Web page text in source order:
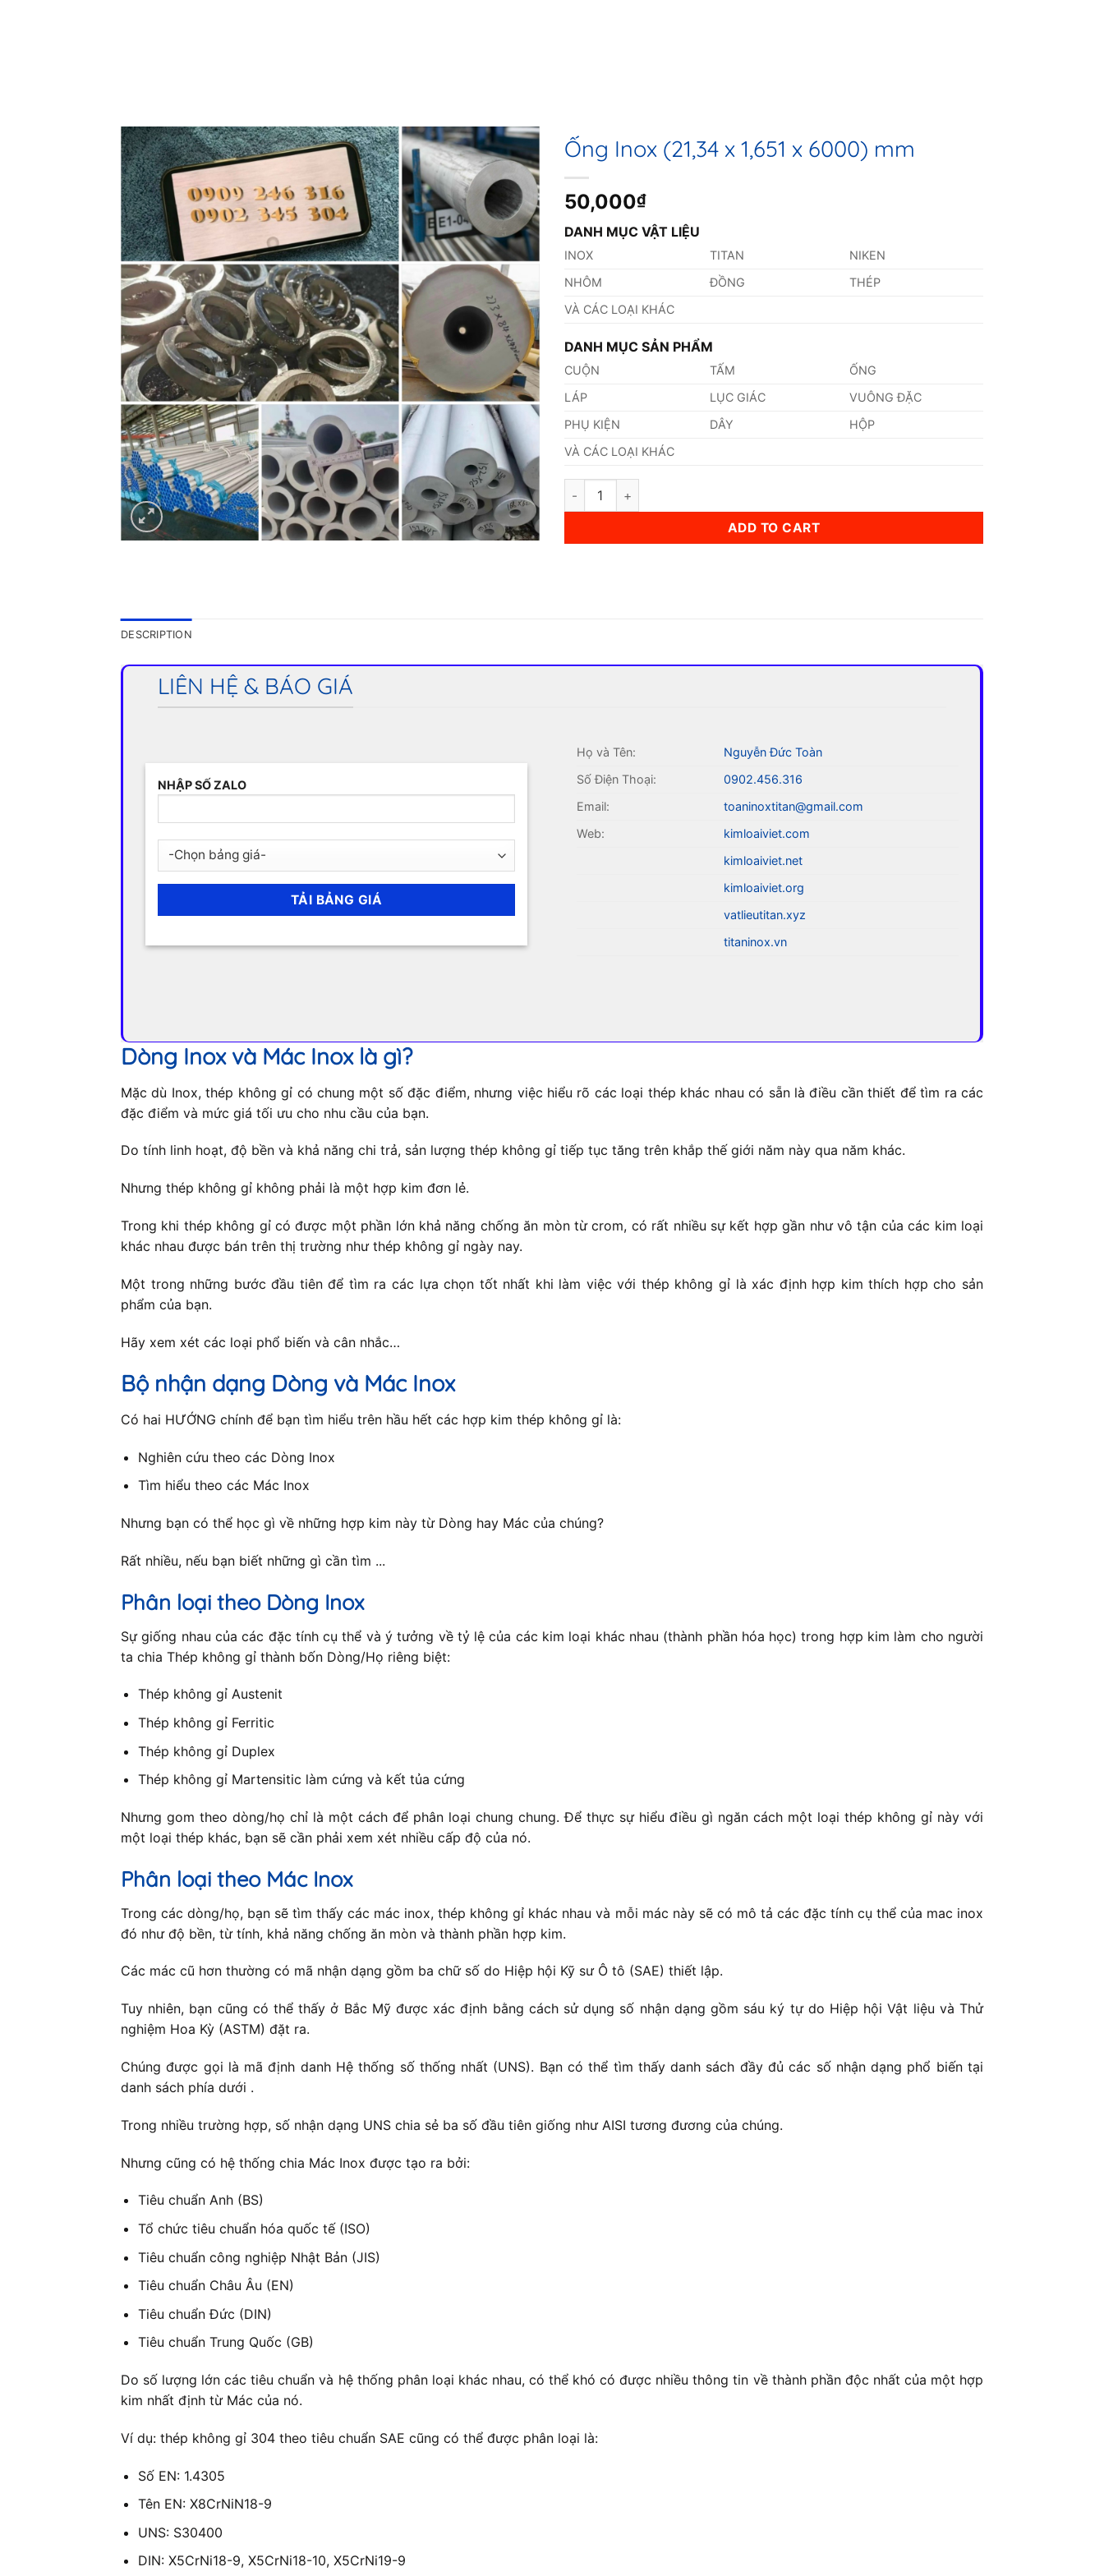
Ống Inox (21,34 x 1,651 x 6000) mm
50,000₫
DANH MỤC VẬT LIỆU
INOX TITAN
NIKEN
NHÔM
ĐỒNG
THÉP
VÀ CÁC LOẠI KHÁC
DANH MỤC SẢN PHẨM
CUỘN TẤM
ỐNG
LÁP
LỤC GIÁC
VUÔNG ĐẶC
PHỤ KIỆN
DÂY
HỘP
VÀ CÁC LOẠI KHÁC
Ống Inox (21,34 x 1,651 x 6000) mm quantity
ADD TO CART
DESCRIPTION
LIÊN HỆ & BÁO GIÁ
NHẬP SỐ ZALO
Họ và Tên:
Nguyễn Đức Toàn
Số Điện Thoại:
0902.456.316
Email:
toaninoxtitan@gmail.com
Web:
kimloaiviet.com
kimloaiviet.net
kimloaiviet.org
vatlieutitan.xyz
titaninox.vn
Dòng Inox và Mác Inox là gì?
Mặc dù Inox, thép không gỉ có chung một số đặc điểm, nhưng việc hiểu rõ các loại thép khác nhau có sẵn là điều cần thiết để tìm ra các
đặc điểm và mức giá tối ưu cho nhu cầu của bạn.
Do tính linh hoạt, độ bền và khả năng chi trả, sản lượng thép không gỉ tiếp tục tăng trên khắp thế giới năm này qua năm khác.
Nhưng thép không gỉ không phải là một hợp kim đơn lẻ.
Trong khi thép không gỉ có được một phần lớn khả năng chống ăn mòn từ crom, có rất nhiều sự kết hợp gần như vô tận của các kim loại
khác nhau được bán trên thị trường như thép không gỉ ngày nay.
Một trong những bước đầu tiên để tìm ra các lựa chọn tốt nhất khi làm việc với thép không gỉ là xác định hợp kim thích hợp cho sản
phẩm của bạn.
Hãy xem xét các loại phổ biến và cân nhắc…
Bộ nhận dạng Dòng và Mác Inox
Có hai HƯỚNG chính để bạn tìm hiểu trên hầu hết các hợp kim thép không gỉ là:
Nghiên cứu theo các Dòng Inox
Tìm hiểu theo các Mác Inox
Nhưng bạn có thể học gì về những hợp kim này từ Dòng hay Mác của chúng?
Rất nhiều, nếu bạn biết những gì cần tìm ...
Phân loại theo Dòng Inox
Sự giống nhau của các đặc tính cụ thể và ý tưởng về tỷ lệ của các kim loại khác nhau (thành phần hóa học) trong hợp kim làm cho người
ta chia Thép không gỉ thành bốn Dòng/Họ riêng biệt:
Thép không gỉ Austenit
Thép không gỉ Ferritic
Thép không gỉ Duplex
Thép không gỉ Martensitic làm cứng và kết tủa cứng
Nhưng gom theo dòng/họ chỉ là một cách để phân loại chung chung. Để thực sự hiểu điều gì ngăn cách một loại thép không gỉ này với
một loại thép khác, bạn sẽ cần phải xem xét nhiều cấp độ của nó.
Phân loại theo Mác Inox
Trong các dòng/họ, bạn sẽ tìm thấy các mác inox, thép không gỉ khác nhau và mỗi mác này sẽ có mô tả các đặc tính cụ thể của mac inox
đó như độ bền, từ tính, khả năng chống ăn mòn và thành phần hợp kim.
Các mác cũ hơn thường có mã nhận dạng gồm ba chữ số do Hiệp hội Kỹ sư Ô tô (SAE) thiết lập.
Tuy nhiên, bạn cũng có thể thấy ở Bắc Mỹ được xác định bằng cách sử dụng số nhận dạng gồm sáu ký tự do Hiệp hội Vật liệu và Thử
nghiệm Hoa Kỳ (ASTM) đặt ra.
Chúng được gọi là mã định danh Hệ thống số thống nhất (UNS). Bạn có thể tìm thấy danh sách đầy đủ các số nhận dạng phổ biến tại
danh sách phía dưới .
Trong nhiều trường hợp, số nhận dạng UNS chia sẻ ba số đầu tiên giống như AISI tương đương của chúng.
Nhưng cũng có hệ thống chia Mác Inox được tạo ra bởi:
Tiêu chuẩn Anh (BS)
Tổ chức tiêu chuẩn hóa quốc tế (ISO)
Tiêu chuẩn công nghiệp Nhật Bản (JIS)
Tiêu chuẩn Châu Âu (EN)
Tiêu chuẩn Đức (DIN)
Tiêu chuẩn Trung Quốc (GB)
Do số lượng lớn các tiêu chuẩn và hệ thống phân loại khác nhau, có thể khó có được nhiều thông tin về thành phần độc nhất của một hợp
kim nhất định từ Mác của nó.
Ví dụ: thép không gỉ 304 theo tiêu chuẩn SAE cũng có thể được phân loại là:
Số EN: 1.4305
Tên EN: X8CrNiN18-9
UNS: S30400
DIN: X5CrNi18-9, X5CrNi18-10, X5CrNi19-9